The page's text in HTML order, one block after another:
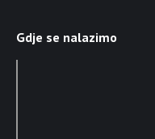
Gdje se nalazimo